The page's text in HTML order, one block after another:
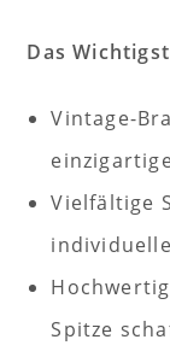
Das
Vintage-
Vielfältige
Spitze